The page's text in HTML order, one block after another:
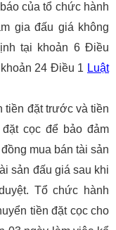
của tổ chức hành
gia đấu giá không
tại khoản 6 Điều
24 Điều 1 Luật
tiền đặt trước và tiền
cọc để bảo đảm
mua bán tài sản
sản đấu giá sau khi
Tổ chức hành
tiền đặt cọc cho